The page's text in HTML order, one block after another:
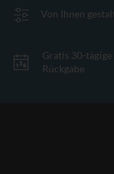
Von Ihnen
Gratis 30-tägige
Rückgabe